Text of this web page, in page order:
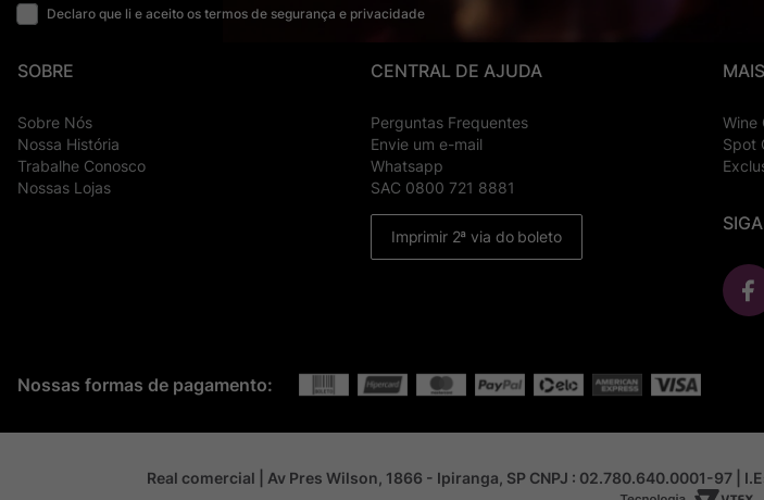
Declaro que li e aceito os termos de segurança e privacidade
SOBRE
Sobre Nós
Nossa História
Trabalhe Conosco
Nossas Lojas
CENTRAL DE AJUDA
Perguntas Frequentes
Envie um e-mail
Whatsapp
SAC 0800 721 8881
Imprimir 2ª via do boleto
Wine
Spot
Nossas formas de pagamento:
Real comercial | Av Pres Wilson, 1866 - Ipiranga, SP CNPJ : 02.780.640.0001-97 |